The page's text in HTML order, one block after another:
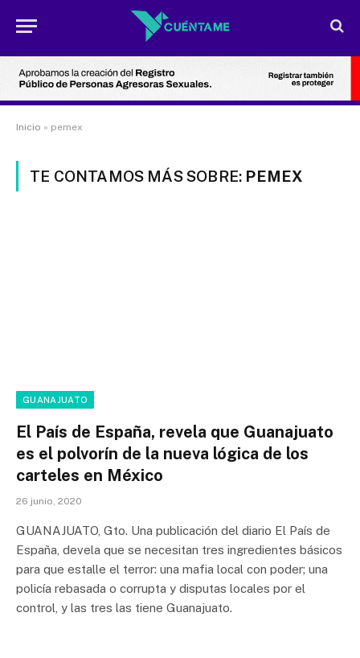
Inicio » pemex
TE CONTAMOS MÁS SOBRE: PEMEX
GUANAJUATO
El País de España, revela que Guanajuato
es el polvorín de la nueva lógica de los
carteles en México
26 junio, 2020
GUANAJUATO, Gto. Una publicación del diario El País de
España, devela que se necesitan tres ingredientes básicos
para que estalle el terror: una mafia local con poder; una
policía rebasada o corrupta y disputas locales por el
control, y las tres las tiene Guanajuato.